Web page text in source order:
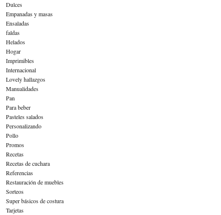
Dulces
Empanadas y masas
Ensaladas
faldas
Helados
Hogar
Imprimibles
Internacional
Lovely hallazgos
Manualidades
Pan
Para beber
Pasteles salados
Personalizando
Pollo
Promos
Recetas
Recetas de cuchara
Referencias
Restauración de muebles
Sorteos
Super básicos de costura
Tarjetas